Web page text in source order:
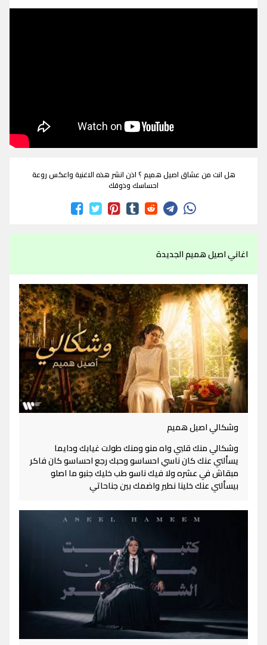
هل انت من عشاق اصيل هميم ؟ اذن انشر هذه الاغنية واعكس روعة
احساسك وذوقك
اغاني اصيل هميم الجديدة
وشكالي اصيل هميم
وشكالي منك قلبي واه منو ومنك طولت غيابك ودايما
يسألني عنك كان ناسي احساسو وحبك رجع احساسو كان فاكر
مبقاش في عشره ولا فيك ناسو طب خليك جنبو ما اصلو
بيسألني عنك خلينا نطير واضمك بين جناحاتي